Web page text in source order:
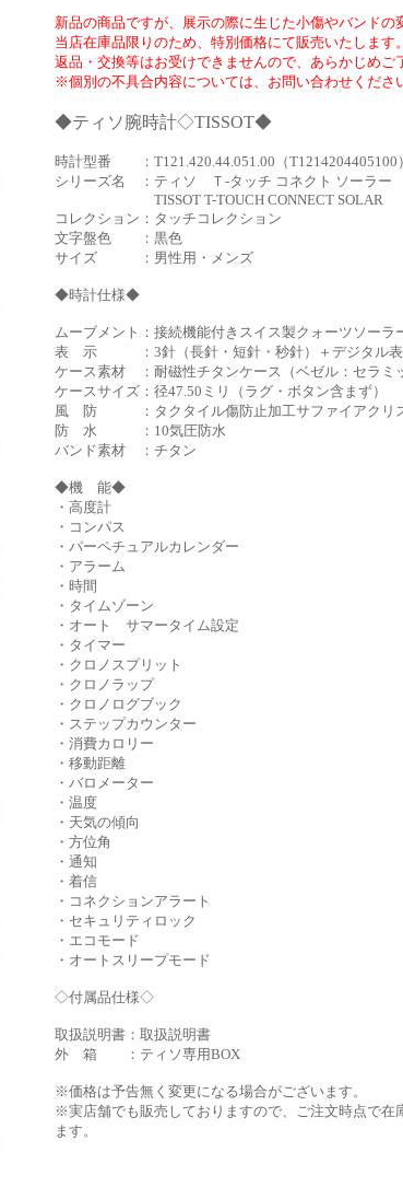
新品の商品ですが、展示の際に生じた小傷やバンドの
当店在庫品限りのため、特別価格にて販売いたします。
返品・交換等はお受けできませんので、あらかじめご
※個別の不具合内容については、お問い合わせくださ
◆ティソ腕時計◇TISSOT◆
時計型番 ：T121.420.44.051.00（T1214204405100）
シリーズ名 ：ティソ Ｔ-タッチ コネクト ソーラー
TISSOT T-TOUCH CONNECT SOLAR
コレクション：タッチコレクション
文字盤色 ：黒色
サイズ ：男性用・メンズ
◆時計仕様◆
ムーブメント：接続機能付きスイス製クォーツソーラ
表 示 ：3針（長針・短針・秒針）＋デジタル
ケース素材 ：耐磁性チタンケース（ベゼル：セラミ
ケースサイズ：径47.50ミリ（ラグ・ボタン含まず）
風 防 ：タクタイル傷防止加工サファイアクリス
防 水 ：10気圧防水
バンド素材 ：チタン
◆機 能◆
・高度計
・コンパス
・パーペチュアルカレンダー
・アラーム
・時間
・タイムゾーン
・オート サマータイム設定
・タイマー
・クロノスプリット
・クロノラップ
・クロノログブック
・ステップカウンター
・消費カロリー
・移動距離
・バロメーター
・温度
・天気の傾向
・方位角
・通知
・着信
・コネクションアラート
・セキュリティロック
・エコモード
・オートスリープモード
◇付属品仕様◇
取扱説明書：取扱説明書
外 箱 ：ティソ専用BOX
※価格は予告無く変更になる場合がございます。
※実店舗でも販売しておりますので、ご注文時点で
ます。